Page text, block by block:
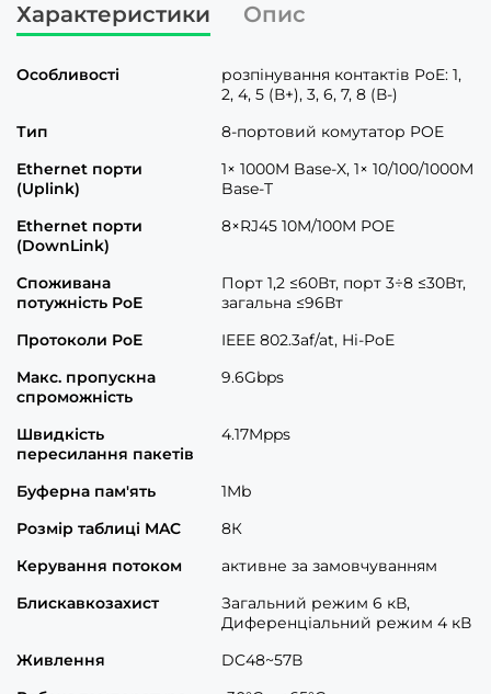
Характеристики Опис
Особливості
розпінування контактів PoE: 1,
2, 4, 5 (В+), 3, 6, 7, 8 (В-)
Тип
8-портовий комутатор POE
Ethernet порти
(Uplink)
1× 1000M Base-X, 1× 10/100/1000M
Base-T
Ethernet порти
(DownLink)
8×RJ45 10M/100M POE
Споживана
потужність PoE
Порт 1,2 ≤60Вт, порт 3÷8 ≤30Вт,
загальна ≤96Вт
Протоколи PoE
IEEE 802.3af/at, Hi-PoE
Макс. пропускна
спроможність
9.6Gbps
Швидкість
пересилання пакетів
4.17Mpps
Буферна пам'ять
1Mb
Розмір таблиці MAC
8К
Керування потоком
активне за замовчуванням
Блискавкозахист
Загальний режим 6 кВ,
Диференціальний режим 4 кВ
Живлення
DC48~57В